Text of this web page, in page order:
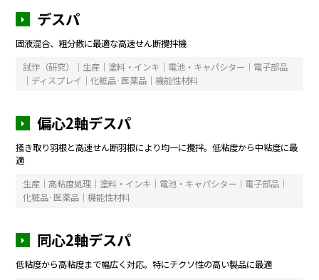
デスパ
固液混合、粗分散に最適な高速せん断攪拌機
試作（研究）｜生産｜塗料・インキ｜電池・キャパシター｜電子部品
｜ディスプレイ｜化粧品·医薬品｜機能性材料
偏心2軸デスパ
掻き取り羽根と高速せん断羽根により均一に攪拌。低粘度から中粘度に最
適
生産｜高粘度処理｜塗料・インキ｜電池・キャパシター｜電子部品｜
化粧品·医薬品｜機能性材料
同心2軸デスパ
低粘度から高粘度まで幅広く対応。特にチクソ性の高い製品に最適